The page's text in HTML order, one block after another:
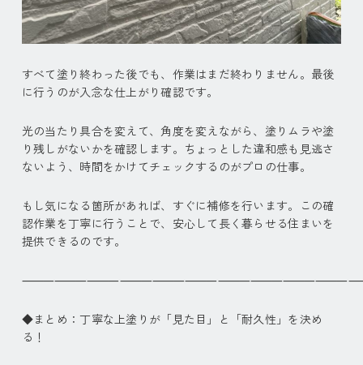
すべて塗り終わった後でも、作業はまだ終わりません。最後
に行うのが入念な仕上がり確認です。
光の当たり具合を変えて、角度を変えながら、塗りムラや塗
り残しがないかを確認します。ちょっとした違和感も見逃さ
ないよう、時間をかけてチェックするのがプロの仕事。
もし気になる箇所があれば、すぐに補修を行います。この確
認作業を丁寧に行うことで、安心して長く暮らせる住まいを
提供できるのです。
◆まとめ：丁寧な上塗りが「見た目」と「耐久性」を決め
る！